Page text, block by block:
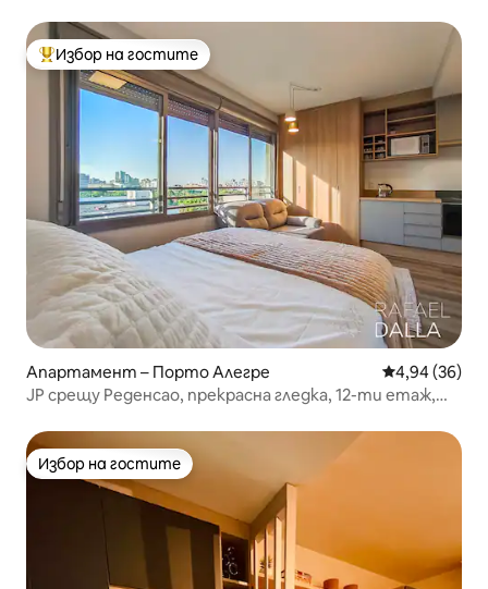
Най-популярен избор на гостите
Избор на гостите
Апартамент – Порто Алегре Средна
4,94 (36)
JP срещу Реденсао, прекрасна гледка, 12-ти етаж,
Избор на гостите
Избор на гостите